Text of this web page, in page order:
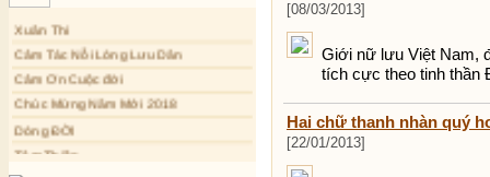
Cải đạo: Nguyên nhân & giải pháp
Nỗi lòng của các bệnh nhân nghèo
An Giang: Tịnh thất Quy Nguyên
phát quà từ thiện tại xã Cư Yang
Tịnh xá Ngọc Đăng khai giảng Thiền
dành cho Người bận rộn
Cảm Tác Nỗi Lòng Lưu Dân
Cảm Ơn Cuộc đời
Chúc Mừng Năm Mới 2018
Dòng ĐỜI
[08/03/2013]
Giới nữ lưu Việt Nam,
tích cực theo tinh thần
Hai chữ thanh nhàn quý
[22/01/2013]